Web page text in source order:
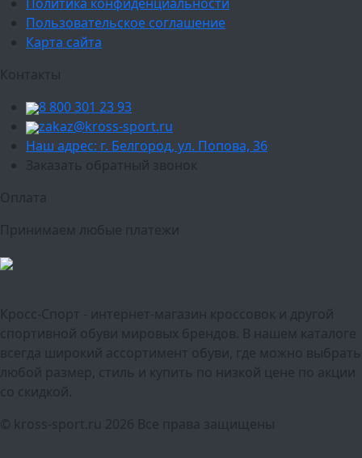
Пользовательское соглашение
Карта сайта
Контакты
8 800 301 23 93
zakaz@kross-sport.ru
Наш адрес: г. Белгород, ул. Попова, 36
Заказать обратный звонок
Оплата
Принимаем любые платежи
Кросс-Спорт - интернет-магазин кроссовок и другой
спортивной обуви мировых брендов. В нашем каталоге
всегда широкий ассортимент обуви, где можно выбрать
любой размер, стиль и купить по низкой цене по акции
со скидкой.
© kross-sport.ru
2026 Все права защищены